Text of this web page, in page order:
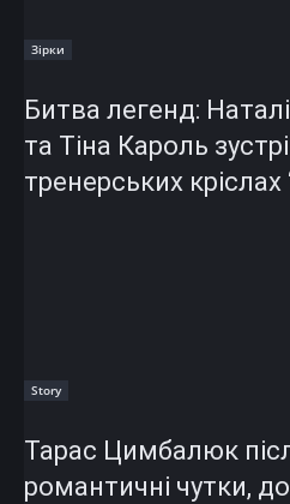
Зірки
Битва легенд:
та Тіна Кароль
тренерських кріслах
Story
Тарас Цимбалюк
романтичні чутки,